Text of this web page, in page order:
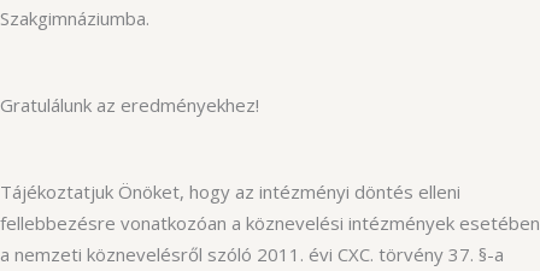
Szakgimnáziumba.
Gratulálunk az eredményekhez!
Tájékoztatjuk Önöket, hogy az intézményi döntés elleni
fellebbezésre vonatkozóan a köznevelési intézmények esetében
a nemzeti köznevelésről szóló 2011. évi CXC. törvény 37. §-a